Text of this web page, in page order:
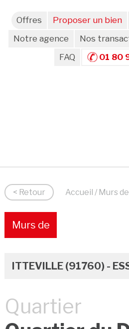
Offres Proposer un bien
Notre agence
Nos
FAQ
01 80
< Retour Accueil / Murs
Murs de
ITTEVILLE (91760) -
Quartier